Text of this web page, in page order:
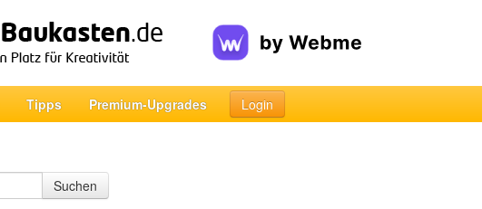
Tipps Premium-Upgrades Login
Suchen